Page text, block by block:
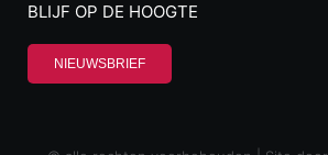
BLIJF OP DE HOOGTE
NIEUWSBRIEF